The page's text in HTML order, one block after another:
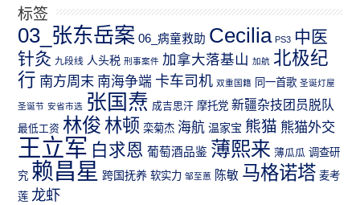
标签
03_张东岳案 06_病童救助 Cecilia PS3 中医
针灸 九段线 人头税 刑事案件 加拿大落基山 加航 北极纪
行 南方周末 南海争端 卡车司机 双重国籍 同一首歌 圣诞灯屋
圣诞节 安省市选 张国焘 成吉思汗 摩托党 新疆杂技团员脱队
最低工资 林俊 林顿 栾菊杰 海航 温家宝 熊猫 熊猫外交
王立军 白求恩 葡萄酒品鉴 薄熙来 薄瓜瓜 调查研
究 赖昌星 跨国抚养 软实力 邹至蕙 陈敏 马格诺塔 麦考
莲 龙虾